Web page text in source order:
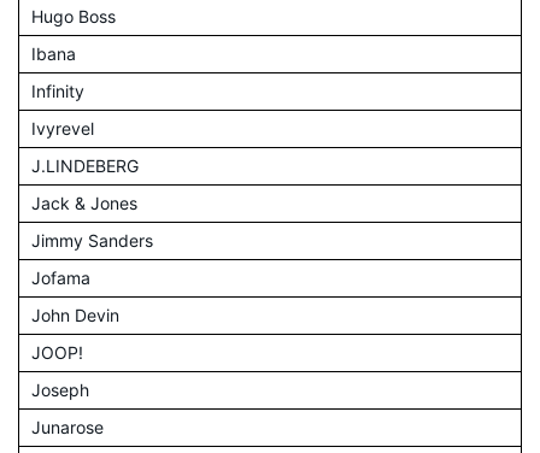
Hugo Boss
Ibana
Infinity
Ivyrevel
J.LINDEBERG
Jack & Jones
Jimmy Sanders
Jofama
John Devin
JOOP!
Joseph
Junarose